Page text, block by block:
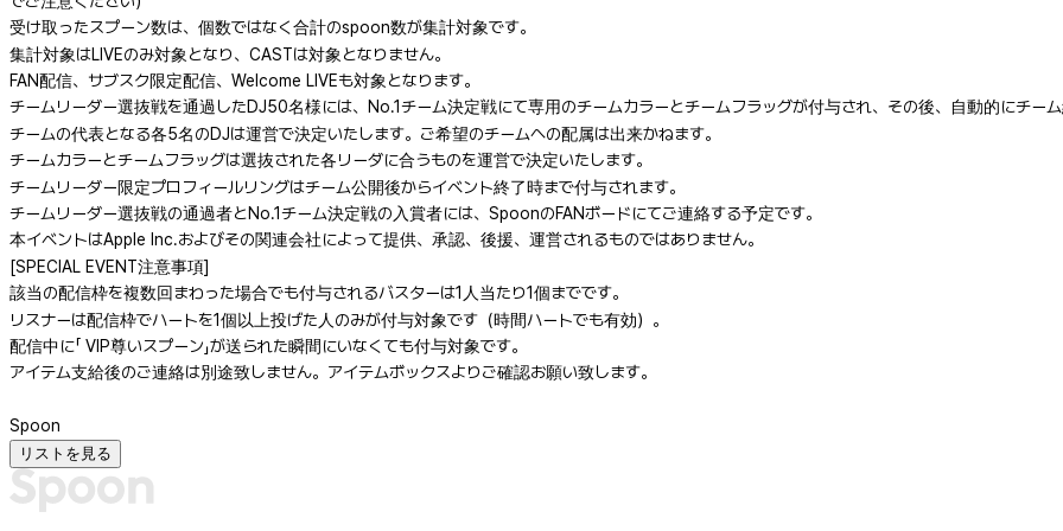
受け取ったスプーン数は、個数ではなく合計のspoon数が集計対象です。
集計対象はLIVEのみ対象となり、CASTは対象となりません。
FAN配信、サブスク限定配信、Welcome LIVEも対象となります。
チームリーダー選抜戦を通過したDJ50名様には、No.1チーム決定戦にて専用のチームカラーとチームフラッグが付与され、その後、自動的にチーム
チームの代表となる各5名のDJは運営で決定いたします。ご希望のチームへの配属は出来かねます。
チームカラーとチームフラッグは選抜された各リーダに合うものを運営で決定いたします。
チームリーダー限定プロフィールリングはチーム公開後からイベント終了時まで付与されます。
チームリーダー選抜戦の通過者とNo.1チーム決定戦の入賞者には、SpoonのFANボードにてご連絡する予定です。
本イベントはApple Inc.およびその関連会社によって提供、承認、後援、運営されるものではありません。
[SPECIAL EVENT注意事項]
該当の配信枠を複数回まわった場合でも付与されるバスターは1人当たり1個までです。
リスナーは配信枠でハートを1個以上投げた人のみが付与対象です（時間ハートでも有効）。
配信中に「 VIP尊いスプーン」が送られた瞬間にいなくても付与対象です。
アイテム支給後のご連絡は別途致しません。アイテムボックスよりご確認お願い致します。
Spoon
リストを見る